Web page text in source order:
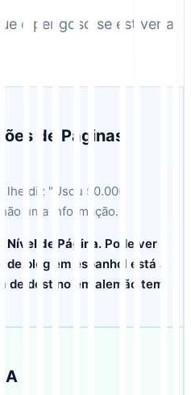
é perigoso se estiver a
de Páginas
lhe diz "Usou 50.000
uma informação.
Nível de Página. Pode ver
blog em espanhol está a
de destino em alemão tem